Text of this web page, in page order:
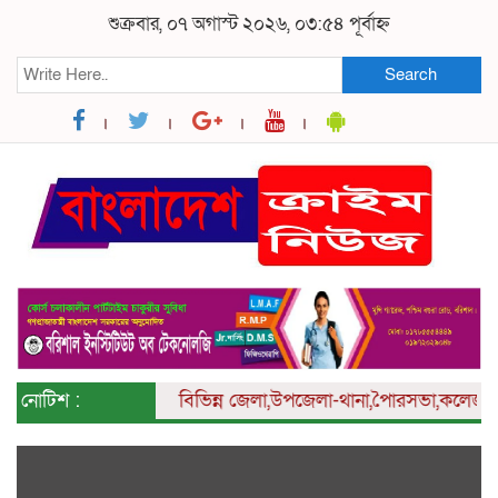
শুক্রবার, ০৭ অগাস্ট ২০২৬, ০৩:৫৪ পূর্বাহ্ন
Search
নোটিশ : বিভিন্নজেলা,উপজেলা-থানা,পৈারসভা,কলেজ ও